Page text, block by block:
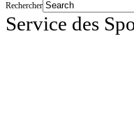
Rechercher
Service des